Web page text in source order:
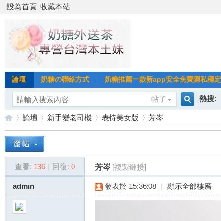
設為首頁 收藏本站
論壇 奶糖の聯絡方式 奶糖推薦一款新app安全免費隱私穩
帖子
索
熱搜:
台»
論壇
›
新手變老司機
›
表特美女版
›
芳岑
查看: 136 | 回復: 0 芳岑 [複製鏈接]
admin 發表於 15:36:08 | 顯示全部樓層